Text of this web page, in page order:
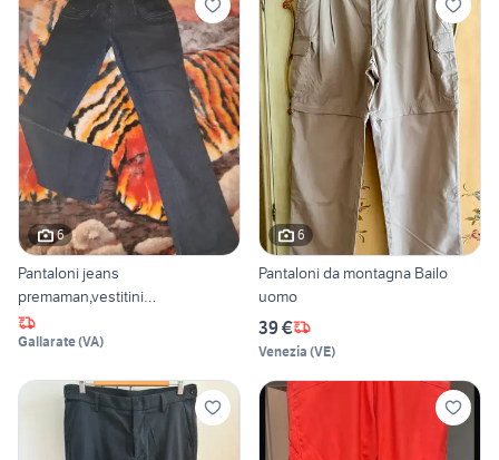
6
Pantaloni jeans
premaman,vestitini
neonati,lettino
Gallarate(VA)
6
Pantaloni da montagna Bailo
uomo
39 €
Venezia (VE)